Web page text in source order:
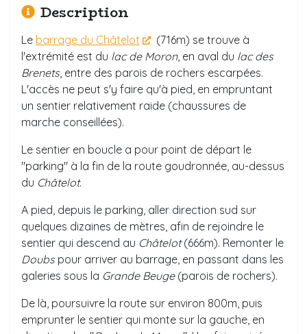
Description
Le barrage du Châtelot
(716m) se trouve à
l'extrémité est du lac de Moron, en aval du lac des
Brenets, entre des parois de rochers escarpées.
L'accès ne peut s'y faire qu'à pied, en empruntant
un sentier relativement raide (chaussures de
marche conseillées).
Le sentier en boucle a pour point de départ le
"parking" à la fin de la route goudronnée, au-dessus
du Châtelot.
A pied, depuis le parking, aller direction sud sur
quelques dizaines de mètres, afin de rejoindre le
sentier qui descend au Châtelot(666m). Remonter le
Doubspour arriver au barrage, en passant dans les
galeries sous la Grande Beuge(parois de rochers).
De là, poursuivre la route sur environ 800m, puis
emprunter le sentier qui monte sur la gauche, en